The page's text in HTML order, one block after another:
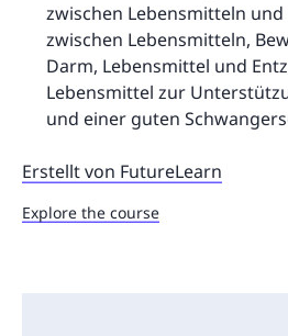
zwischen Lebensmitteln
zwischen Lebensmitteln,
Darm, Lebensmittel und
Lebensmittel zur
und einer guten
Erstellt von FutureLearn
Explore the course